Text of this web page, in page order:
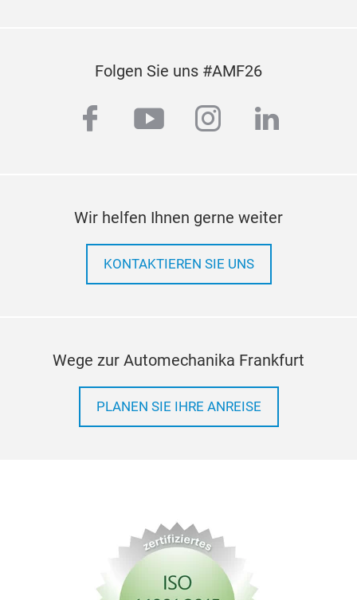
Folgen Sie uns #AMF26
facebook
youtubeinstagram
linkedin
Wir helfen Ihnen gerne weiter
KONTAKTIEREN SIE UNS
Wege zur Automechanika Frankfurt
PLANEN SIE IHRE ANREISE